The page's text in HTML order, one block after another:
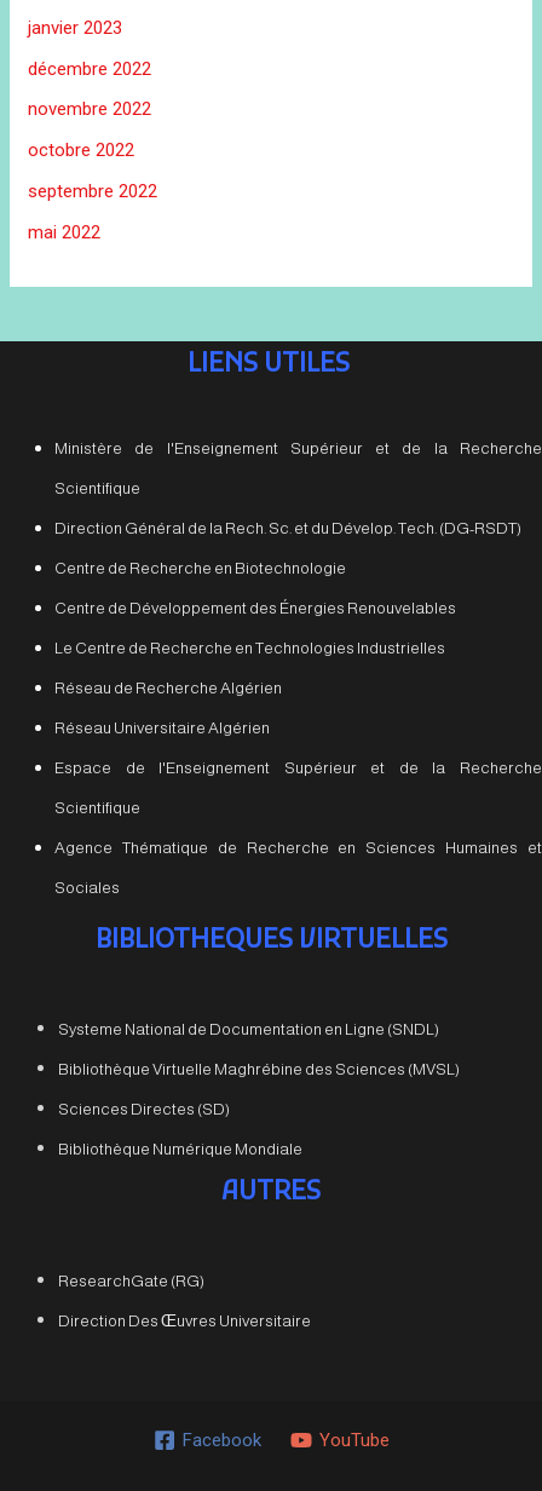
janvier 2023
décembre 2022
novembre 2022
octobre 2022
septembre 2022
mai 2022
LIENS UTILES
Ministère de l'Enseignement Supérieur et de la Recherche
Scientifique
Direction Général de la Rech. Sc. et du Dévelop. Tech. (DG-RSDT)
Centre de Recherche en Biotechnologie
Centre de Développement des Énergies Renouvelables
Le Centre de Recherche en Technologies Industrielles
Réseau de Recherche Algérien
Réseau Universitaire Algérien
Espace de l'Enseignement Supérieur et de la Recherche
Scientifique
Agence Thématique de Recherche en Sciences Humaines et
Sociales
BIBLIOTHEQUES VIRTUELLES
Systeme National de Documentation en Ligne (SNDL)
Bibliothèque Virtuelle Maghrébine des Sciences (MVSL)
Sciences Directes (SD)
Bibliothèque Numérique Mondiale
AUTRES
ResearchGate (RG)
Direction Des Œuvres Universitaire
Facebook YouTube